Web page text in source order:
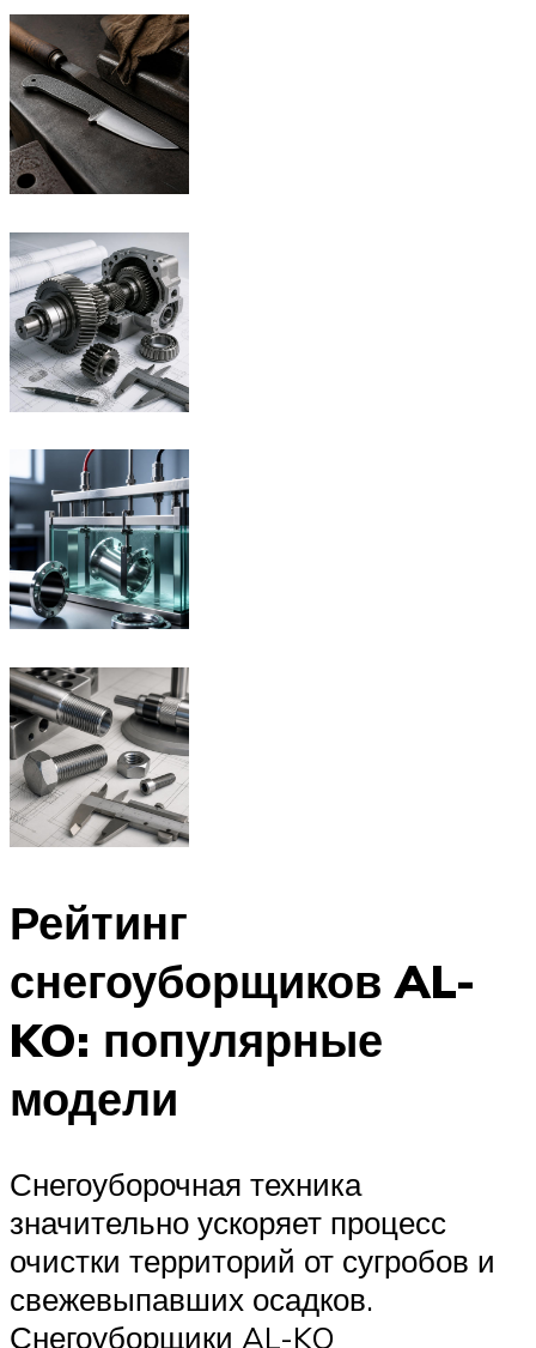
Рейтинг
снегоуборщиков AL-
KO: популярные
модели
Снегоуборочная техника
значительно ускоряет процесс
очистки территорий от сугробов и
свежевыпавших осадков.
Снегоуборщики AL-KO